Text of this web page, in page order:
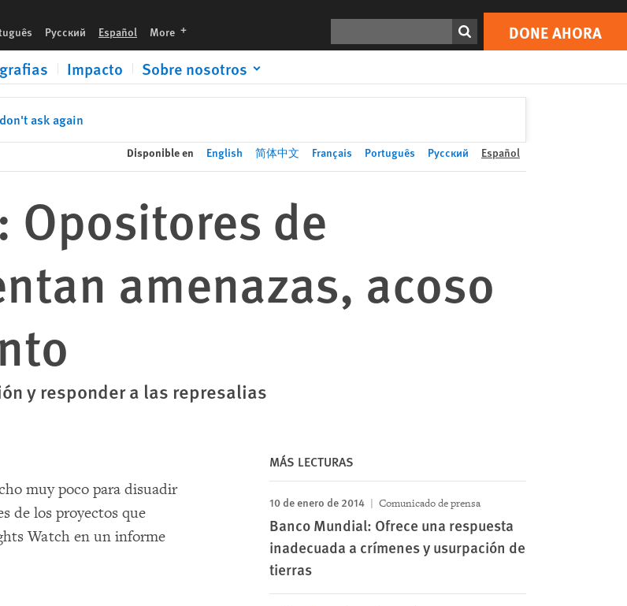
Русский Español More languages DONE AHORA
Impacto Sobre nosotros
ask again
Print DONE AHORA
Disponible en English 简体中文 Français Português Русский Español
Opositores de
amenazas, acoso
y responder a las represalias
muy poco para disuadir
de los proyectos que
Watch en un informe
MÁS LECTURAS
10 de enero de 2014 Comunicado de prensa
Banco Mundial: Ofrece una respuesta
inadecuada a crímenes y usurpación de
tierras